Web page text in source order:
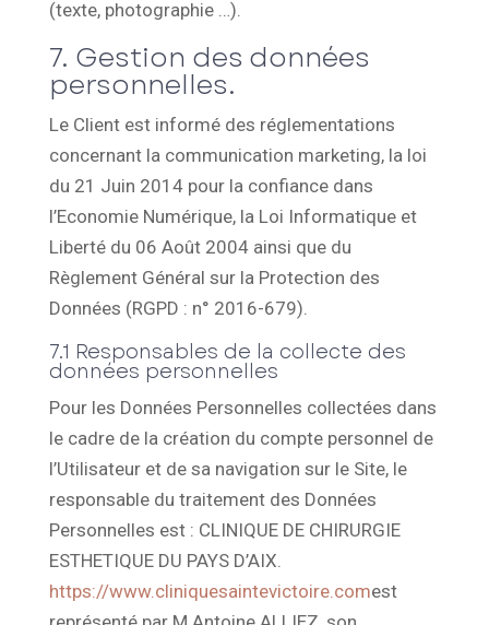
(texte, photographie …).
7. Gestion des données
personnelles.
Le Client est informé des réglementations
concernant la communication marketing, la loi
du 21 Juin 2014 pour la confiance dans
l’Economie Numérique, la Loi Informatique et
Liberté du 06 Août 2004 ainsi que du
Règlement Général sur la Protection des
Données (RGPD : n° 2016-679).
7.1 Responsables de la collecte des
données personnelles
Pour les Données Personnelles collectées dans
le cadre de la création du compte personnel de
l’Utilisateur et de sa navigation sur le Site, le
responsable du traitement des Données
Personnelles est : CLINIQUE DE CHIRURGIE
ESTHETIQUE DU PAYS D’AIX.
https://www.cliniquesaintevictoire.comest